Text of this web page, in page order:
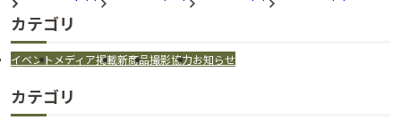
カテゴリ
イベント メディア掲載新商品撮影協力お知らせ
カテゴリ